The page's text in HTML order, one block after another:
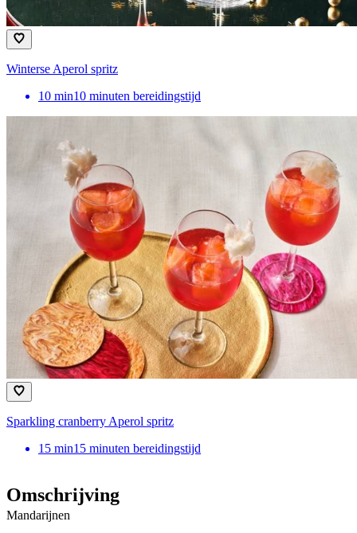
Winterse Aperol spritz
10 min10 minuten bereidingstijd
Sparkling cranberry Aperol spritz
15 min15 minuten bereidingstijd
Omschrijving
Mandarijnen